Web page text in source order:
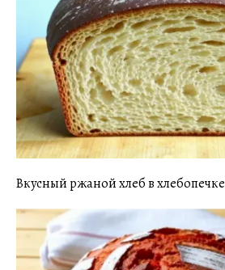
Вкусный ржаной хлеб в хлебопечке